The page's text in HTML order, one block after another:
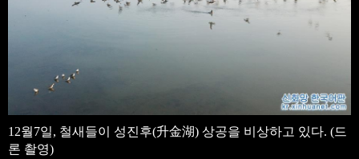
12월7일, 철새들이 성진후(升金湖) 상공을 비상하고 있다. (드
론 촬영)